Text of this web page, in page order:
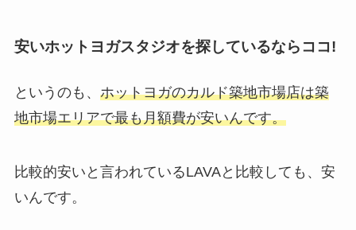
安いホットヨガスタジオを探しているならココ!
というのも、 ホットヨガのカルド築地市場店は築
地市場エリアで最も月額費が安いんです。
比較的安いと言われているLAVAと比較しても、安
いんです。